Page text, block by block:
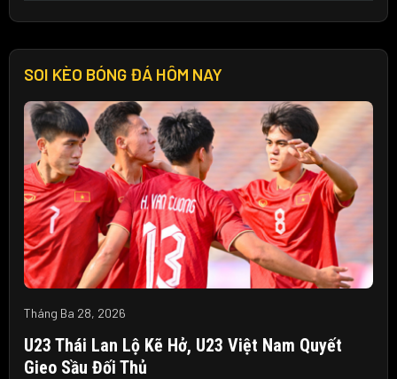
SOI KÈO BÓNG ĐÁ HÔM NAY
Tháng Ba 28, 2026
U23 Thái Lan Lộ Kẽ Hở, U23 Việt Nam Quyết
Gieo Sầu Đối Thủ